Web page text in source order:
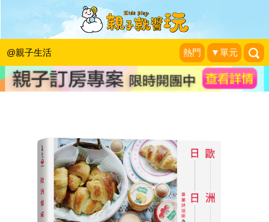
@親子生活 熱門 ▼單元
《歐洲餐桌日日美味》留言贈書活動
(得獎名單)
KidsPlay活動企劃|2016-10-26